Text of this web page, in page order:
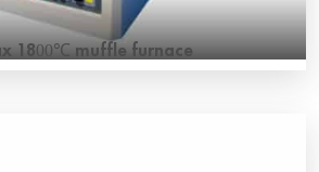
1800℃ muffle furnace
temperature muffle furnace 1800 is
furnace which consists of super